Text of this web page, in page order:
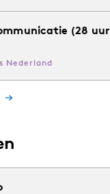
(28 uur
Nederland